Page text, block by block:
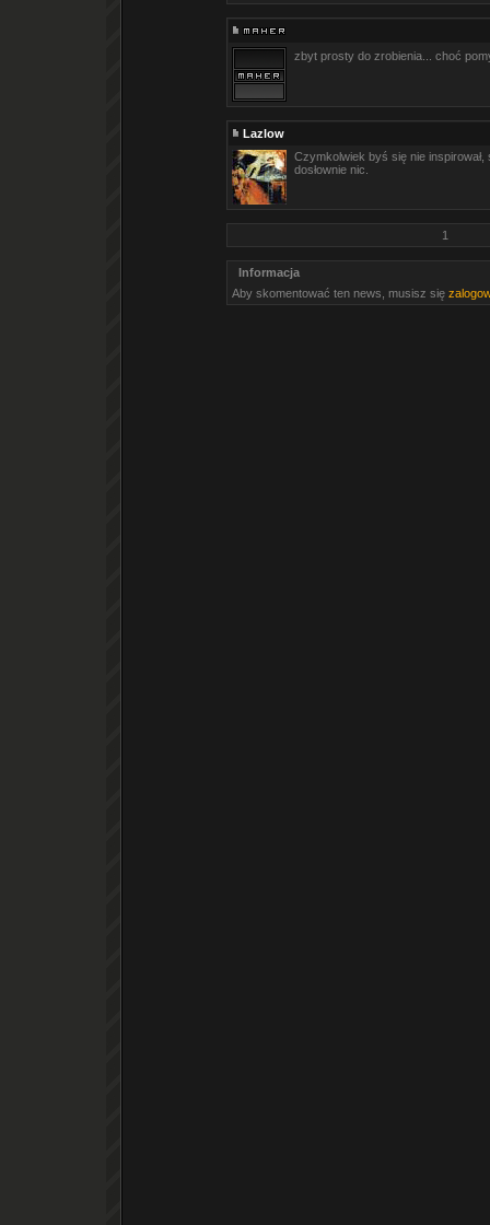
zbyt prosty do zrobienia... choć
Lazlow
Czymkolwiek byś się nie
dosłownie nic.
1
Informacja
Aby skomentować ten news, musisz się